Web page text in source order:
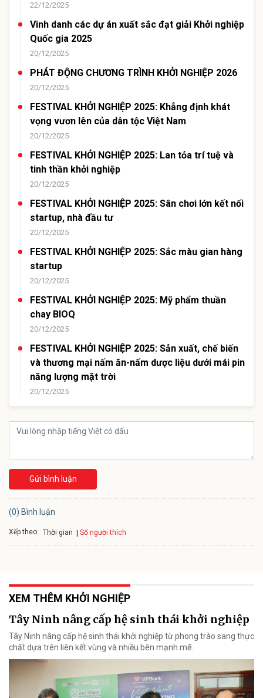
22/12/2025
Vinh danh các dự án xuất sắc đạt giải Khởi nghiệp
Quốc gia 2025
20/12/2025
PHÁT ĐỘNG CHƯƠNG TRÌNH KHỞI NGHIỆP 2026
20/12/2025
FESTIVAL KHỞI NGHIỆP 2025: Khẳng định khát
vọng vươn lên của dân tộc Việt Nam
20/12/2025
FESTIVAL KHỞI NGHIỆP 2025: Lan tỏa trí tuệ và
tinh thần khởi nghiệp
20/12/2025
FESTIVAL KHỞI NGHIỆP 2025: Sân chơi lớn kết nối
startup, nhà đầu tư
20/12/2025
FESTIVAL KHỞI NGHIỆP 2025: Sắc màu gian hàng
startup
20/12/2025
FESTIVAL KHỞI NGHIỆP 2025: Mỹ phẩm thuần
chay BIOQ
20/12/2025
FESTIVAL KHỞI NGHIỆP 2025: Sản xuất, chế biến
và thương mại nấm ăn-nấm dược liệu dưới mái pin
năng lượng mặt trời
20/12/2025
Gửi bình luận
(0) Bình luận
Xếp theo: Thời gian Số người thích
XEM THÊM KHỞI NGHIỆP
Tây Ninh nâng cấp hệ sinh thái khởi nghiệp
Tây Ninh nâng cấp hệ sinh thái khởi nghiệp từ phong trào sang thực
chất dựa trên liên kết vùng và nhiều bên mạnh mẽ.